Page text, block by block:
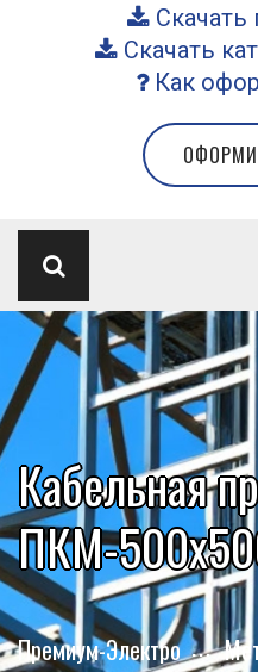
Скачать
Скачать
Как
Кабельная
ПКМ-
Премиум-Электро